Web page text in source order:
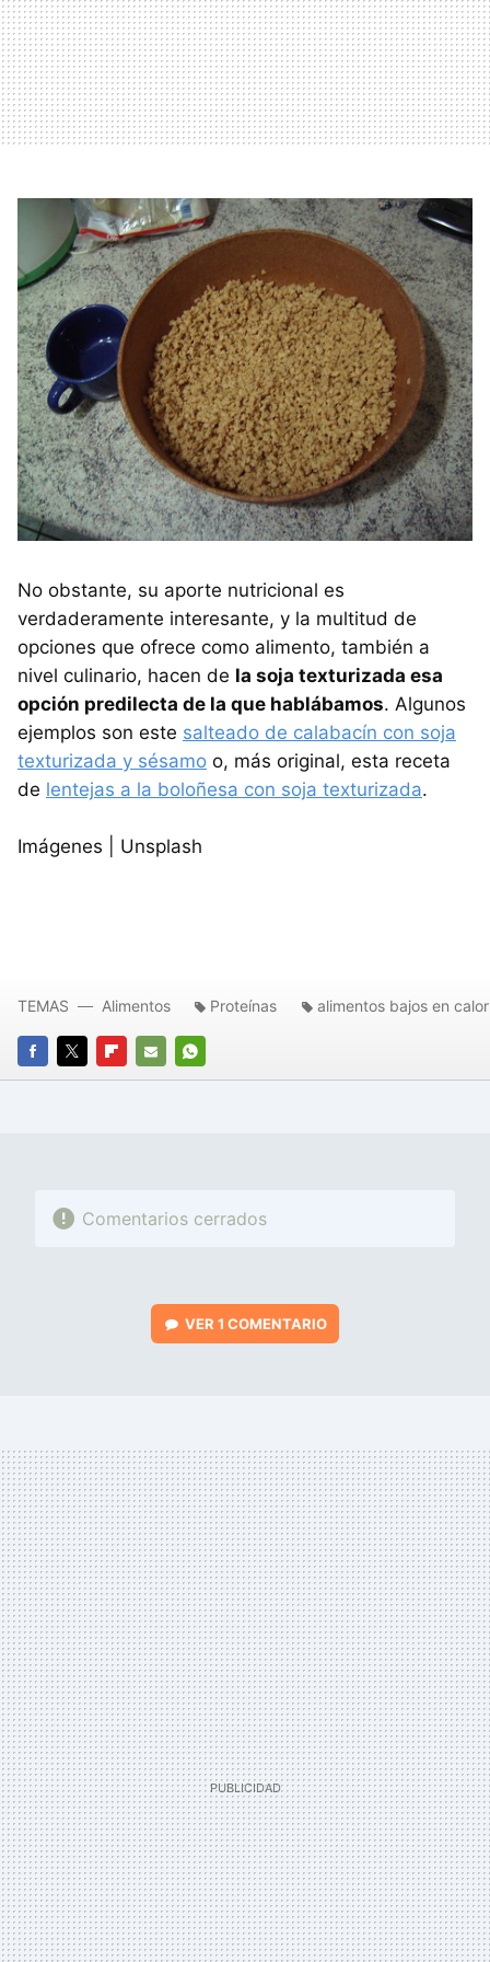
No obstante, su aporte nutricional es
verdaderamente interesante, y la multitud de
opciones que ofrece como alimento, también a
nivel culinario, hacen de la soja texturizada esa
opción predilecta de la que hablábamos. Algunos
ejemplos son este salteado de calabacín con soja
texturizada y sésamo o, más original, esta receta
de lentejas a la boloñesa con soja texturizada.
Imágenes | Unsplash
FACEBOOK
TWITTERFLIPBOARD
E-
WHATSAPP
TEMAS Alimentos Proteínas alimentos bajos en
Comentarios cerrados
VER 1 COMENTARIO